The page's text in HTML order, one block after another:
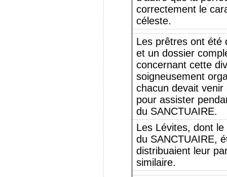
correctement le
céleste.
Les prêtres ont été
et un dossier
concernant cette
soigneusement
chacun devait
pour assister
du SANCTUAIRE.
Les Lévites, dont le
du SANCTUAIRE,
distribuaient leur
similaire.